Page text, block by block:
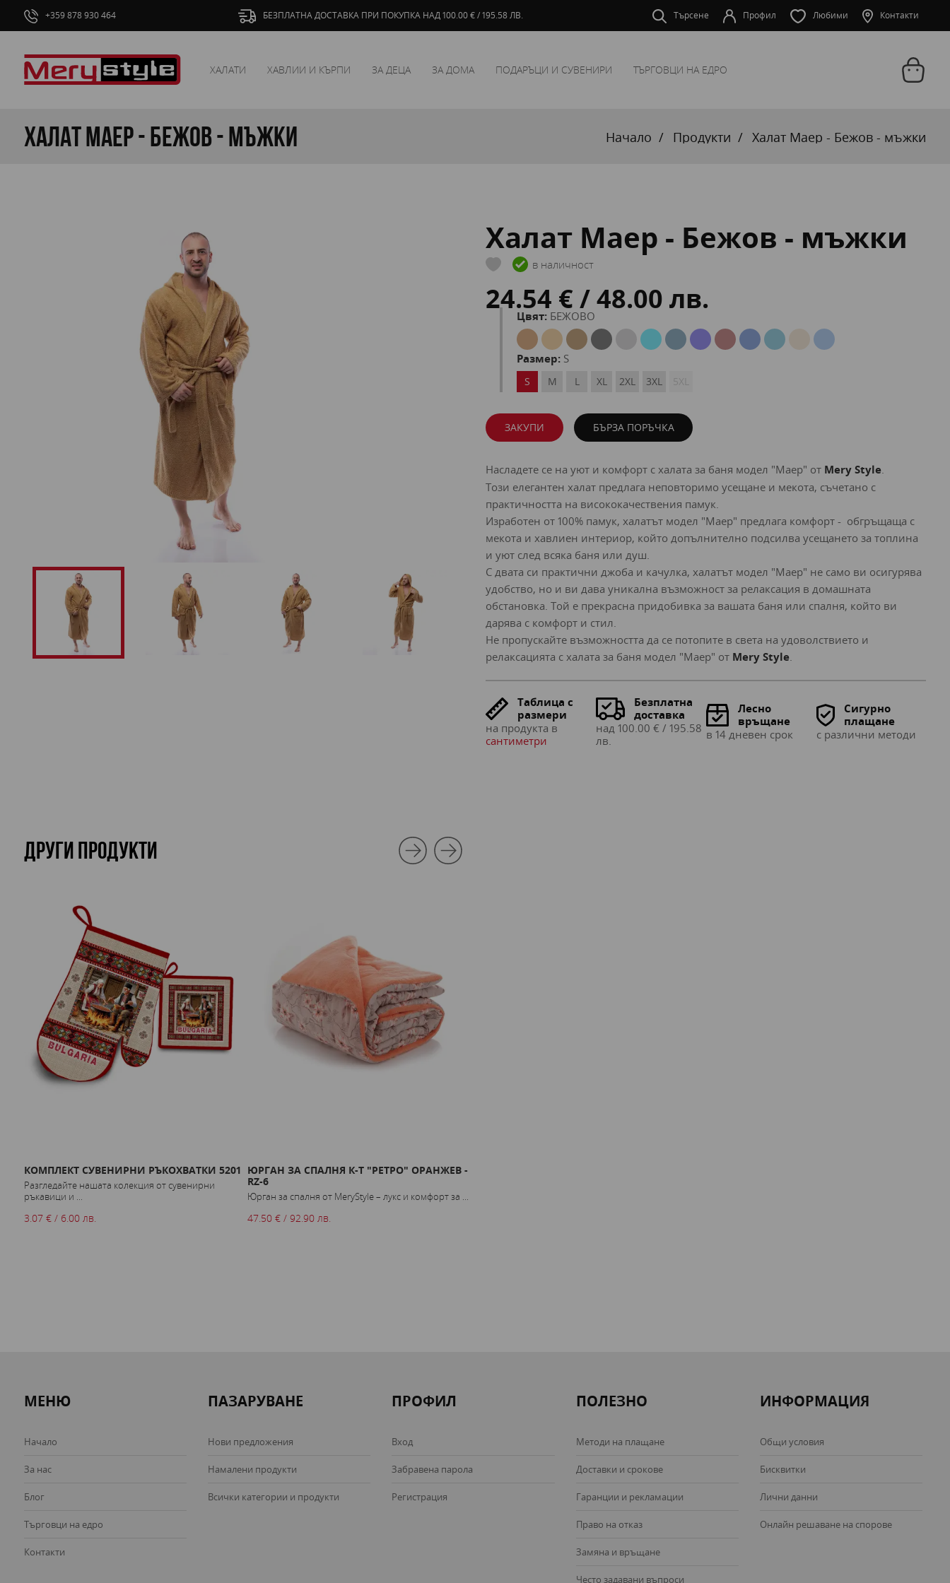
+359 878 930 464 Търсене Профил Любими Контакти
БЕЗПЛАТНА ДОСТАВКА ПРИ ПОКУПКА НАД 100.00 € / 195.58 ЛВ.
ХАЛАТИ ХАВЛИИ И КЪРПИ ЗА ДЕЦА ЗА ДОМА ПОДАРЪЦИ И СУВЕНИРИ ТЪРГОВЦИ НА ЕДРО
Халат Маер - Бежов - мъжки Начало Продукти Халат Маер - Бежов - мъжки
Халат Маер - Бежов - мъжки
в наличност
24.54 € / 48.00 лв.
Цвят: БЕЖОВО
Размер: S
S M L XL 2XL 3XL 5XL
ЗАКУПИ БЪРЗА ПОРЪЧКА
Насладете се на уют и комфорт с халата за баня модел "Маер" от Mery Style.
Този елегантен халат предлага неповторимо усещане и мекота, съчетано с
практичността на висококачествения памук.
Изработен от 100% памук, халатът модел "Маер" предлага комфорт - обгръщаща с
мекота и хавлиен интериор, който допълнително подсилва усещането за топлина
и уют след всяка баня или душ.
С двата си практични джоба и качулка, халатът модел "Маер" не само ви осигурява
удобство, но и ви дава уникална възможност за релаксация в домашната
обстановка. Той е прекрасна придобивка за вашата баня или спалня, който ви
дарява с комфорт и стил.
Не пропускайте възможността да се потопите в света на удоволствието и
релаксацията с халата за баня модел "Маер" от Mery Style.
Таблица с
размери
на продукта в
сантиметри
Безплатна
доставка
над 100.00 € / 195.58
лв.
Лесно
връщане
в 14 дневен срок
Сигурно
плащане
с различни методи
ДРУГИ ПРОДУКТИ
КОМПЛЕКТ СУВЕНИРНИ РЪКОХВАТКИ 5201
Разгледайте нашата колекция от сувенирни
ръкавици и ...
3.07 € / 6.00 лв.
ЮРГАН ЗА СПАЛНЯ К-Т "РЕТРО" ОРАНЖЕВ -
RZ-6
Юрган за спалня от MeryStyle – лукс и комфорт за ...
47.50 € / 92.90 лв.
МЕНЮ
Начало
За нас
Блог
Търговци на едро
Контакти
ПАЗАРУВАНЕ
Нови предложения
Намалени продукти
Всички категории и продукти
ПРОФИЛ
Вход
Забравена парола
Регистрация
ПОЛЕЗНО
Методи на плащане
Доставки и срокове
Гаранции и рекламации
Право на отказ
Замяна и връщане
Често задавани въпроси
ИНФОРМАЦИЯ
Общи условия
Бисквитки
Лични данни
Онлайн решаване на спорове